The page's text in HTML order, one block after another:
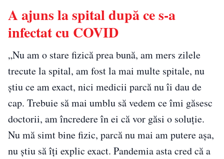
A ajuns la spital după ce s-a
infectat cu COVID
„Nu am o stare fizică prea bună, am mers zilele
trecute la spital, am fost la mai multe spitale, nu
știu ce am exact, nici medicii parcă nu îi dau de
cap. Trebuie să mai umblu să vedem ce îmi găsesc
doctorii, am încredere în ei că vor găsi o soluție.
Nu mă simt bine fizic, parcă nu mai am putere așa,
nu știu să îți explic exact. Pandemia asta cred că a